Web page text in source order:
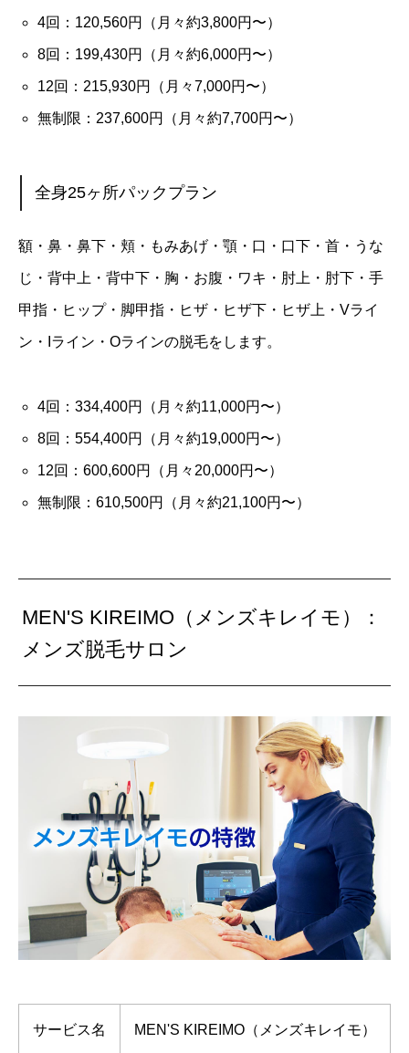
4回：120,560円（月々約3,800円〜）
8回：199,430円（月々約6,000円〜）
12回：215,930円（月々7,000円〜）
無制限：237,600円（月々約7,700円〜）
全身25ヶ所パックプラン
額・鼻・鼻下・頬・もみあげ・顎・口・口下・首・うな
じ・背中上・背中下・胸・お腹・ワキ・肘上・肘下・手
甲指・ヒップ・脚甲指・ヒザ・ヒザ下・ヒザ上・Vライ
ン・Iライン・Oラインの脱毛をします。
4回：334,400円（月々約11,000円〜）
8回：554,400円（月々約19,000円〜）
12回：600,600円（月々20,000円〜）
無制限：610,500円（月々約21,100円〜）
MEN'S KIREIMO（メンズキレイモ）：
メンズ脱毛サロン
サービス名 MEN'S KIREIMO（メンズキレイモ）